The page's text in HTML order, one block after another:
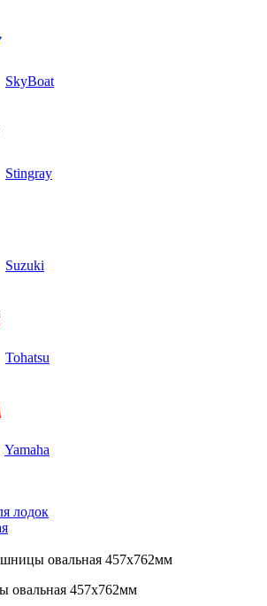
SkyBoat
Stingray
Suzuki
Tohatsu
Yamaha
лодок
овальная 457х762мм
овальная 457х762мм